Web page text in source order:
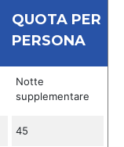
QUOTA PER
PERSONA
Notte
supplementare
45